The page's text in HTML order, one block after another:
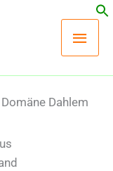
Dahlem